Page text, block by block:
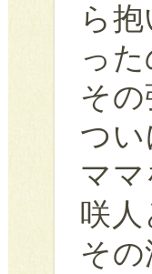
ら
っ
そ
つ
マ
咲
そ